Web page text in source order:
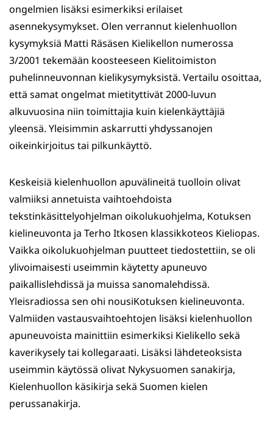
ongelmien lisäksi esimerkiksi erilaiset
asennekysymykset. Olen verrannut kielenhuollon
kysymyksiä Matti Räsäsen Kielikellon numerossa
3/2001 tekemään koosteeseen Kielitoimiston
puhelinneuvonnan kielikysymyksistä. Vertailu osoittaa,
että samat ongelmat mietityttivät 2000-luvun
alkuvuosina niin toimittajia kuin kielenkäyttäjiä
yleensä. Yleisimmin askarrutti yhdyssanojen
oikeinkirjoitus tai pilkunkäyttö.
Keskeisiä kielenhuollon apuvälineitä tuolloin olivat
valmiiksi annetuista vaihtoehdoista
tekstinkäsittelyohjelman oikolukuohjelma, Kotuksen
kielineuvonta ja Terho Itkosen klassikkoteos Kieliopas.
Vaikka oikolukuohjelman puutteet tiedostettiin, se oli
ylivoimaisesti useimmin käytetty apuneuvo
paikallislehdissä ja muissa sanomalehdissä.
Yleisradiossa sen ohi nousiKotuksen kielineuvonta.
Valmiiden vastausvaihtoehtojen lisäksi kielenhuollon
apuneuvoista mainittiin esimerkiksi Kielikello sekä
kaverikysely tai kollegaraati. Lisäksi lähdeteoksista
useimmin käytössä olivat Nykysuomen sanakirja,
Kielenhuollon käsikirja sekä Suomen kielen
perussanakirja.